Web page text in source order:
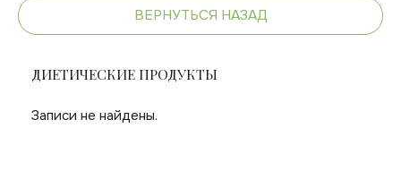
ВЕРНУТЬСЯ НАЗАД
ДИЕТИЧЕСКИЕ ПРОДУКТЫ
Записи не найдены.